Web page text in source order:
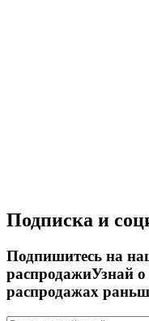
Подписка и
Подпишитесь на
распродажиУзнай
распродажах